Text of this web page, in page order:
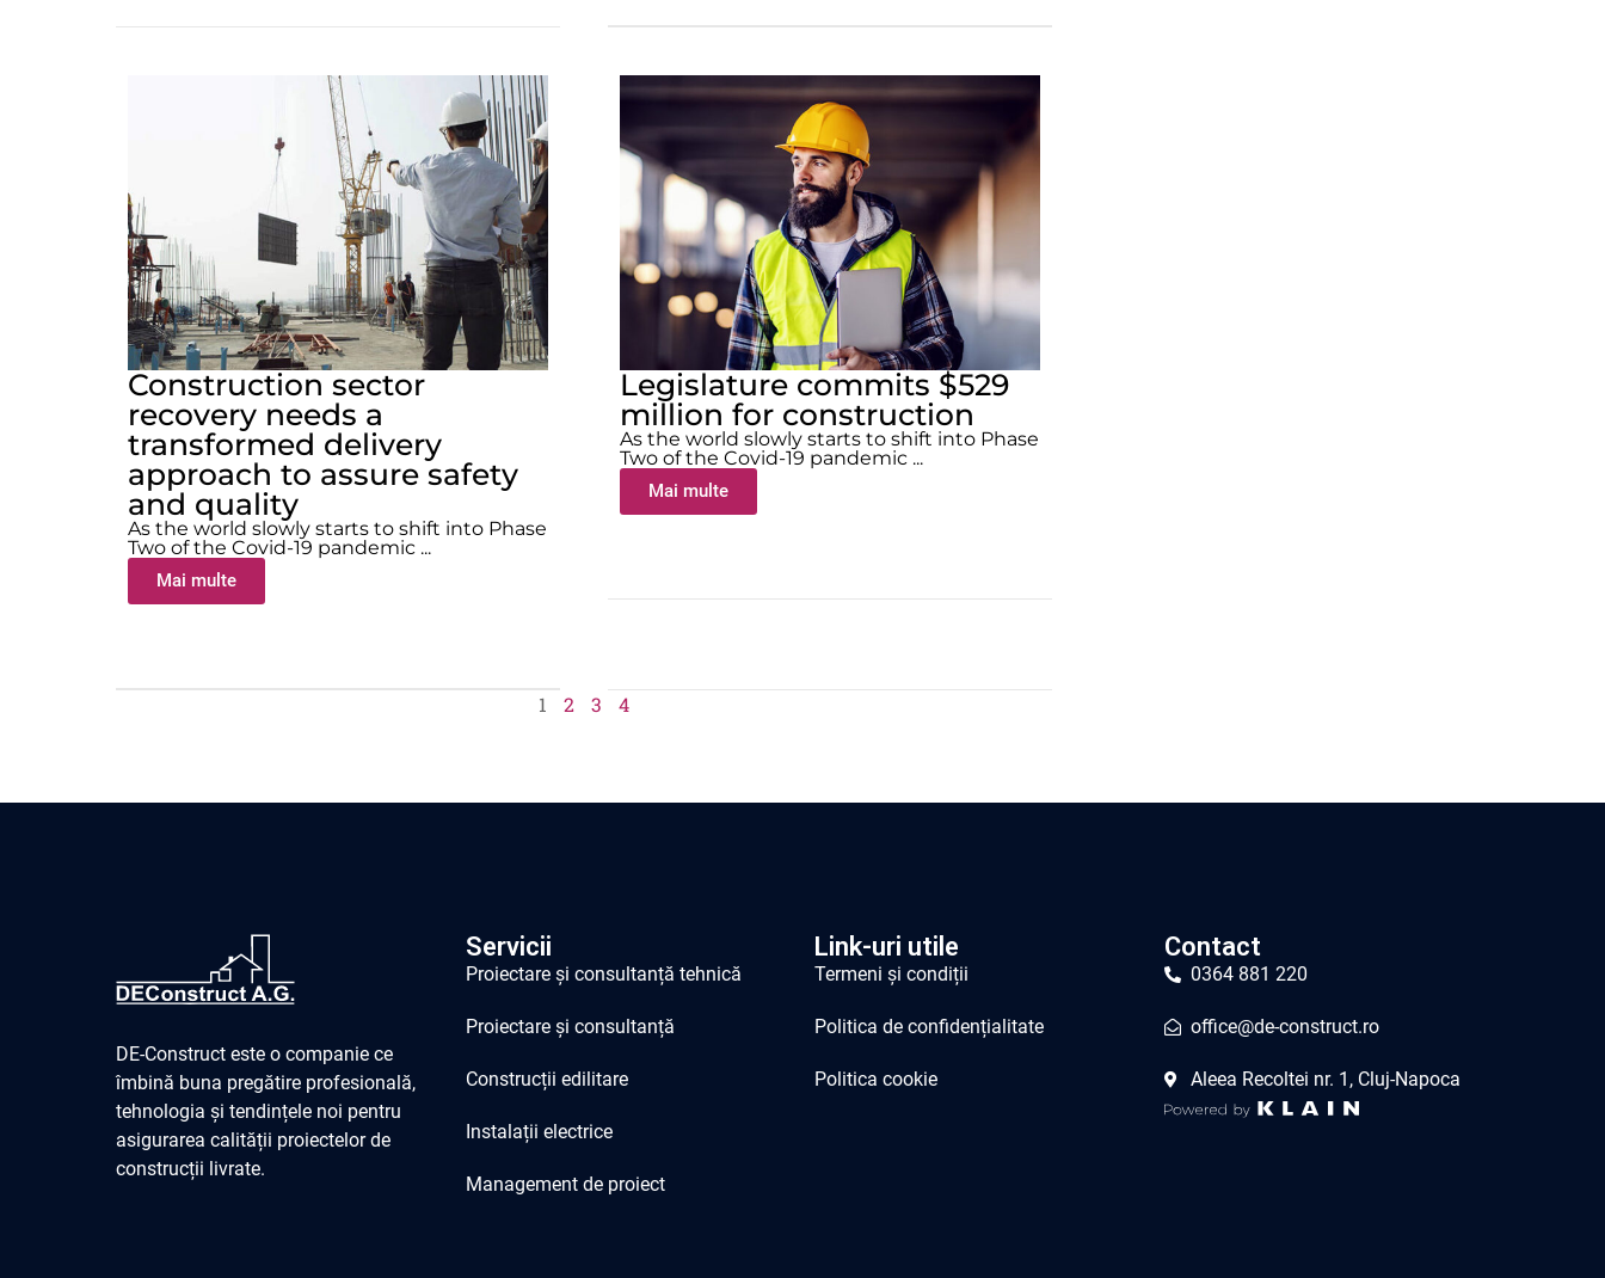
Construction sector
recovery needs a
transformed delivery
approach to assure safety
and quality
As the world slowly starts to shift into Phase
Two of the Covid-19 pandemic ...
Mai multe
Legislature commits $529
million for construction
As the world slowly starts to shift into Phase
Two of the Covid-19 pandemic ...
Mai multe
1 2 3 4
DE-Construct este o companie ce
îmbină buna pregătire profesională,
tehnologia și tendințele noi pentru
asigurarea calității proiectelor de
construcții livrate.
Servicii
Proiectare și consultanță tehnică
Proiectare și consultanță
Construcții edilitare
Instalații electrice
Management de proiect
Link-uri utile
Termeni și condiții
Politica de confidențialitate
Politica cookie
Contact
0364 881 220
office@de-construct.ro
Aleea Recoltei nr. 1, Cluj-Napoca